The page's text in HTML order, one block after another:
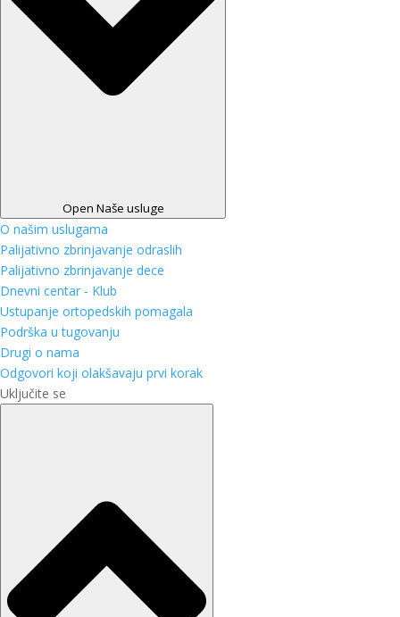
Open Naše usluge
O našim uslugama
Palijativno zbrinjavanje odraslih
Palijativno zbrinjavanje dece
Dnevni centar - Klub
Ustupanje ortopedskih pomagala
Podrška u tugovanju
Drugi o nama
Odgovori koji olakšavaju prvi korak
Uključite se